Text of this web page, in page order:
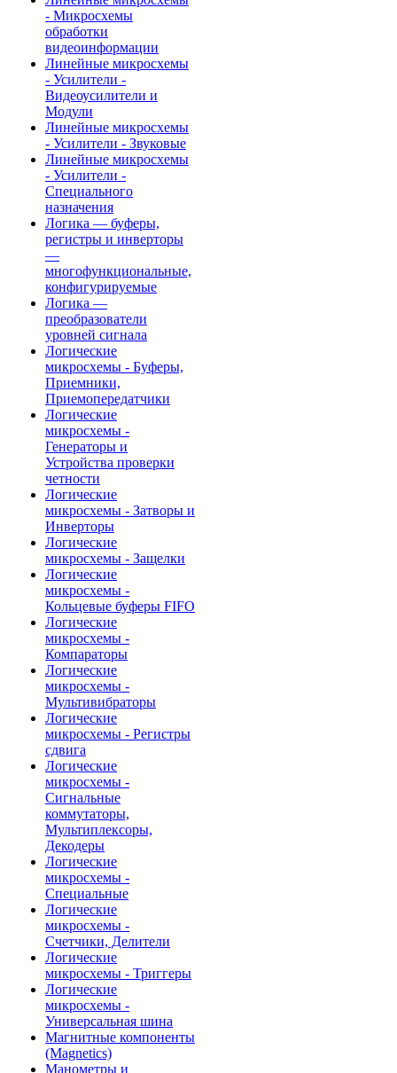
- Микросхемы
обработки
видеоинформации
Линейные микросхемы
- Усилители -
Видеоусилители и
Модули
Линейные микросхемы
- Усилители - Звуковые
Линейные микросхемы
- Усилители -
Специального
назначения
Логика — буферы,
регистры и инверторы
—
многофункциональные,
конфигурируемые
Логика —
преобразователи
уровней сигнала
Логические
микросхемы - Буферы,
Приемники,
Приемопередатчики
Логические
микросхемы -
Генераторы и
Устройства проверки
четности
Логические
микросхемы - Затворы и
Инверторы
Логические
микросхемы - Защелки
Логические
микросхемы -
Кольцевые буферы FIFO
Логические
микросхемы -
Компараторы
Логические
микросхемы -
Мультивибраторы
Логические
микросхемы - Регистры
сдвига
Логические
микросхемы -
Сигнальные
коммутаторы,
Мультиплексоры,
Декодеры
Логические
микросхемы -
Специальные
Логические
микросхемы -
Счетчики, Делители
Логические
микросхемы - Триггеры
Логические
микросхемы -
Универсальная шина
Магнитные компоненты
(Magnetics)
Манометры и